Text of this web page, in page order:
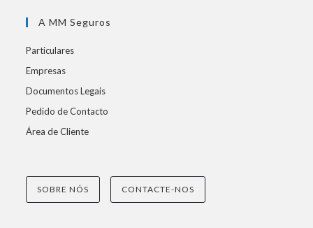
A MM Seguros
Particulares
Empresas
Documentos Legais
Pedido de Contacto
Área de Cliente
SOBRE NÓS CONTACTE-NOS